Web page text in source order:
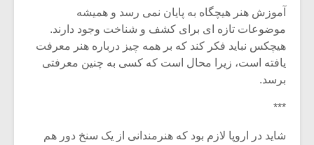
آموزش هنر هیچگاه به پایان نمی رسد و همیشه
موضوعات تازه ای برای کشف و شناخت وجود دارند.
هیچکس نباید فکر کند که بر همه چیز درباره هنر معرفت
یافته است، زیرا محال است که کسی به چنین معرفتی
برسد.
***
شاید در اروپا لازم بود که هنرمندانی از یک سنخ دور هم